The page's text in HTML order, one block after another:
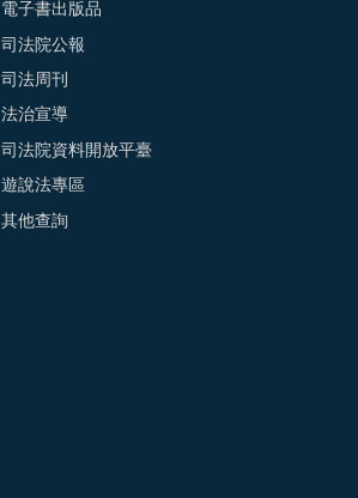
電子書出版品
司法院公報
司法周刊
法治宣導
司法院資料開放平臺
遊說法專區
其他查詢